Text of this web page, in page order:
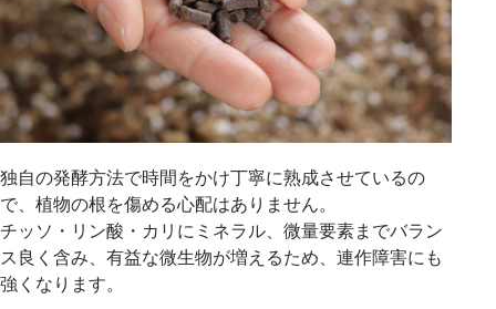
独自の発酵方法で時間をかけ丁寧に熟成させているの
で、植物の根を傷める心配はありません。
チッソ・リン酸・カリにミネラル、微量要素までバラン
ス良く含み、有益な微生物が増えるため、連作障害にも
強くなります。